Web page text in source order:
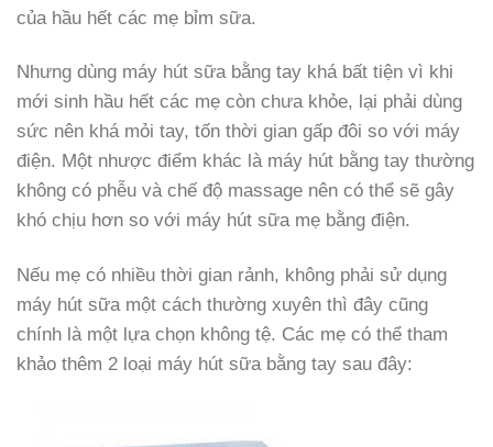
của hầu hết các mẹ bỉm sữa.
Nhưng dùng máy hút sữa bằng tay khá bất tiện vì khi
mới sinh hầu hết các mẹ còn chưa khỏe, lại phải dùng
sức nên khá mỏi tay, tốn thời gian gấp đôi so với máy
điện. Một nhược điểm khác là máy hút bằng tay thường
không có phễu và chế độ massage nên có thể sẽ gây
khó chịu hơn so với máy hút sữa mẹ bằng điện.
Nếu mẹ có nhiều thời gian rảnh, không phải sử dụng
máy hút sữa một cách thường xuyên thì đây cũng
chính là một lựa chọn không tệ. Các mẹ có thể tham
khảo thêm 2 loại máy hút sữa bằng tay sau đây: